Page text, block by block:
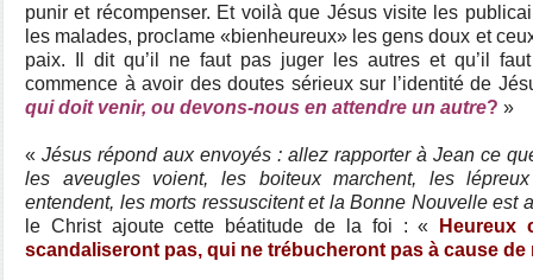
punir et récompenser. Et voilà que Jésus visite les
les malades, proclame «bienheureux» les gens doux et
paix. Il dit qu’il ne faut pas juger les autres et qu’il
commence à avoir des doutes sérieux sur l’identité de
qui doit venir, ou devons-nous en attendre un autre? »
« Jésus répond aux envoyés : allez rapporter à Jean ce
les aveugles voient, les boiteux marchent, les
entendent, les morts ressuscitent et la Bonne Nouvelle est
le Christ ajoute cette béatitude de la foi : «
Heureux
scandaliseront pas, qui ne trébucheront pas à cause de